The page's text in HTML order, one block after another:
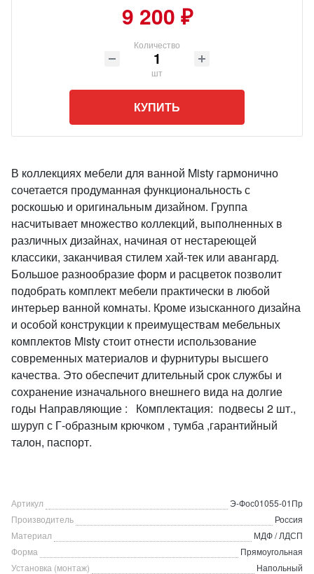
9 200 ₽
Количество
шт
КУПИТЬ
В коллекциях мебели для ванной Misty гармонично
сочетается продуманная функциональность с
роскошью и оригинальным дизайном. Группа
насчитывает множество коллекций, выполненных в
различных дизайнах, начиная от нестареющей
классики, заканчивая стилем хай-тек или авангард.
Большое разнообразие форм и расцветок позволит
подобрать комплект мебели практически в любой
интерьер ванной комнаты. Кроме изысканного дизайна
и особой конструкции к преимуществам мебельных
комплектов Misty стоит отнести использование
современных материалов и фурнитуры высшего
качества. Это обеспечит длительный срок службы и
сохранение изначального внешнего вида на долгие
годы Направляющие : Комплектация: подвесы 2 шт.,
шуруп с Г-образным крючком , тумба ,гарантийный
талон, паспорт.
Артикул
Э-Фос01055-01Пр
Производитель
Россия
Материал
МДФ / ЛДСП
Форма
Прямоугольная
Установка (монтаж)
Напольный